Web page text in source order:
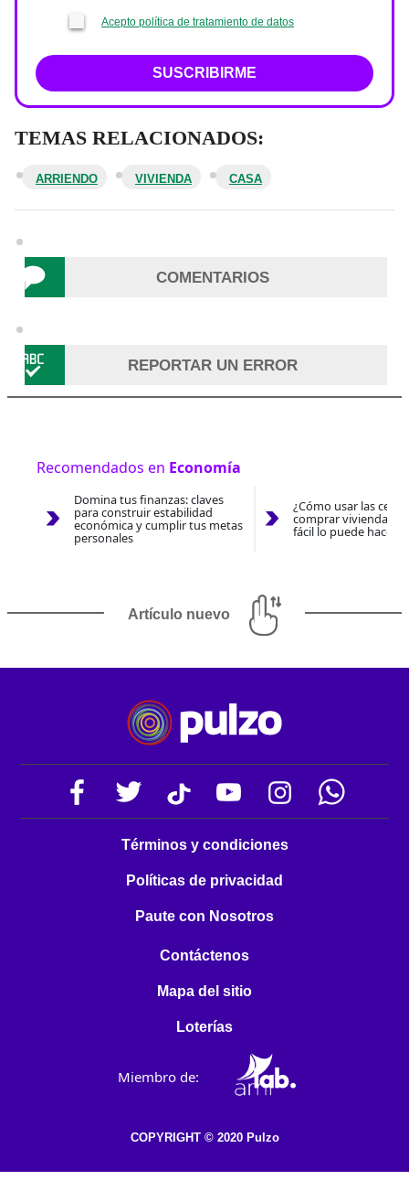
Acepto política de tratamiento de datos
SUSCRIBIRME
TEMAS RELACIONADOS:
ARRIENDO VIVIENDA CASA
COMENTARIOS
REPORTAR UN ERROR
Recomendados en Economía
Domina tus finanzas: claves
para construir estabilidad
económica y cumplir tus metas
personales
¿Cómo usar las
comprar vivienda
fácil lo puede hacer
Artículo nuevo
Términos y condiciones
Políticas de privacidad
Paute con Nosotros
Contáctenos
Mapa del sitio
Loterías
Miembro de:
COPYRIGHT © 2020 Pulzo